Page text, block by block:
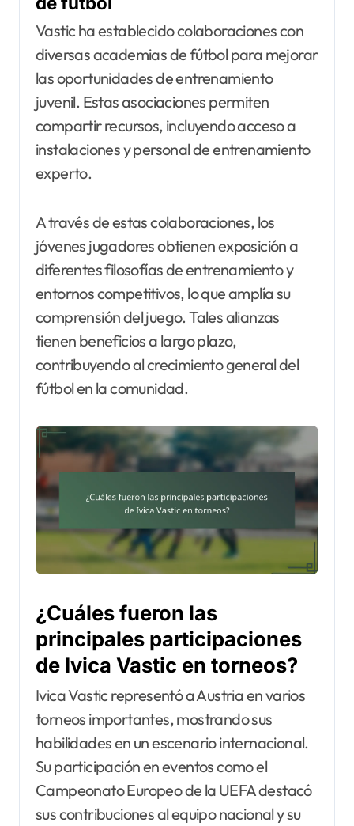
Vastic ha establecido colaboraciones con
diversas academias de fútbol para mejorar
las oportunidades de entrenamiento
juvenil. Estas asociaciones permiten
compartir recursos, incluyendo acceso a
instalaciones y personal de entrenamiento
experto.
A través de estas colaboraciones, los
jóvenes jugadores obtienen exposición a
diferentes filosofías de entrenamiento y
entornos competitivos, lo que amplía su
comprensión del juego. Tales alianzas
tienen beneficios a largo plazo,
contribuyendo al crecimiento general del
fútbol en la comunidad.
¿Cuáles fueron las
principales participaciones
de Ivica Vastic en torneos?
Ivica Vastic representó a Austria en varios
torneos importantes, mostrando sus
habilidades en un escenario internacional.
Su participación en eventos como el
Campeonato Europeo de la UEFA destacó
sus contribuciones al equipo nacional y su